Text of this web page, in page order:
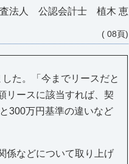
査法人 公認会計士 植木 恵
( 08頁)
た。「今までリースだと
リースに該当すれば、契
300万円基準の違いなど
係などについて取り上げ